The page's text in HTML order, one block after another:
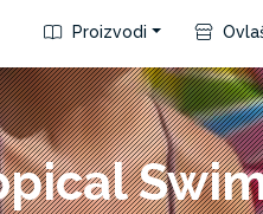
Proizvodi